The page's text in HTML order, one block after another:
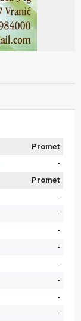
Promet
-
Promet
-
-
-
-
-
-
-
-